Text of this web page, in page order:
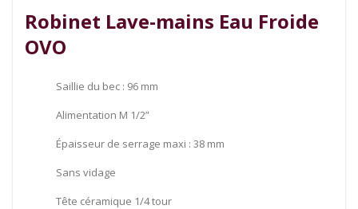
Robinet Lave-mains Eau Froide
OVO
Saillie du bec : 96 mm
Alimentation M 1/2”
Épaisseur de serrage maxi : 38 mm
Sans vidage
Tête céramique 1/4 tour